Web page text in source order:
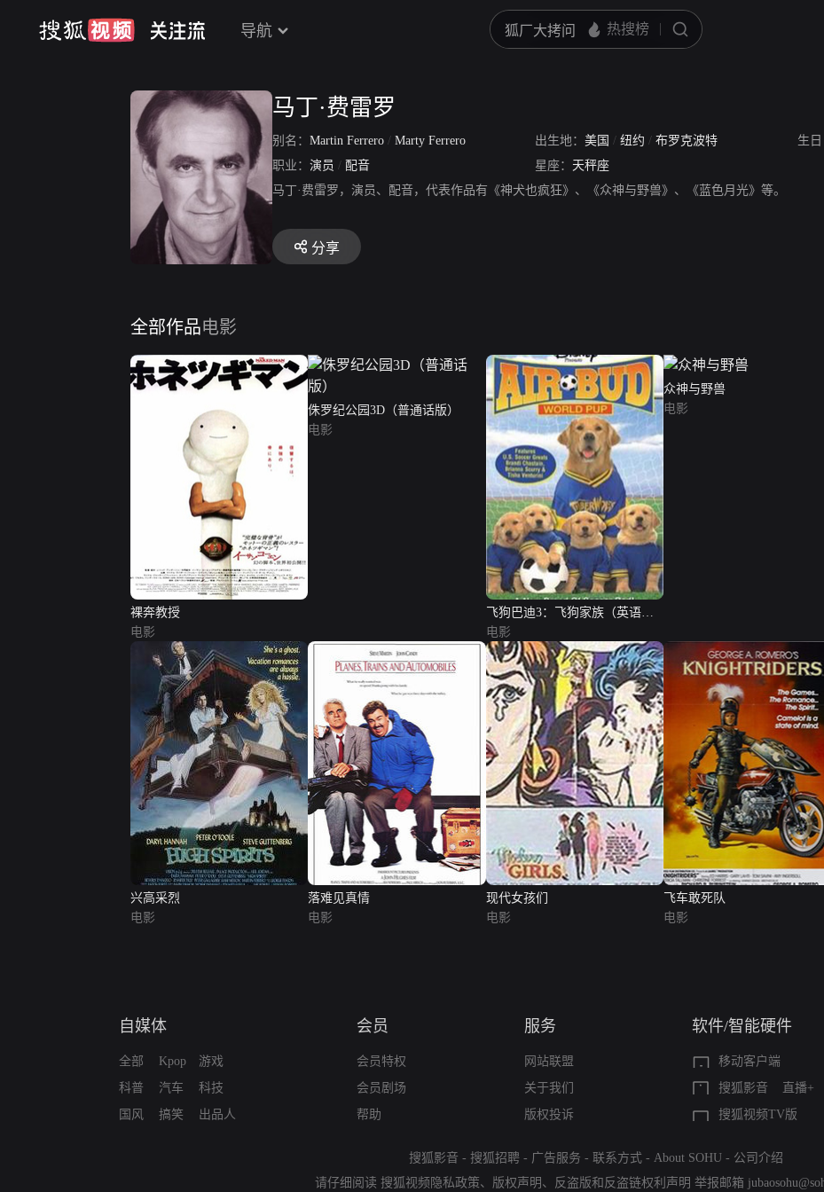
导航
马丁·费雷罗
别名： Martin Ferrero / Marty Ferrero 出生地： 美国 / 纽约 / 布罗克波特 生日
职业： 演员 / 配音 星座： 天秤座
马丁·费雷罗，演员、配音，代表作品有《神犬也疯狂》、《众神与野兽》、《蓝色月光》等。
分享
全部作品电影
裸奔教授
电影
侏罗纪公园3D（普通话版）
电影
飞狗巴迪3：飞狗家族（英语
版）
电影
众神与野兽
电影
兴高采烈
电影
落难见真情
电影
现代女孩们
电影
飞车敢死队
电影
自媒体
全部
科普
国风
Kpop
汽车
搞笑
游戏
科技
出品人
会员
会员特权
会员剧场
帮助
服务
网站联盟
关于我们
版权投诉
软件/智能硬件
移动客户端
搜狐影音
直播+
搜狐视频TV版
搜狐影音 - 搜狐招聘 - 广告服务 - 联系方式 - About SOHU - 公司介绍
请仔细阅读 搜狐视频隐私政策、 版权声明 、 反盗版和反盗链权利声明 举报邮箱